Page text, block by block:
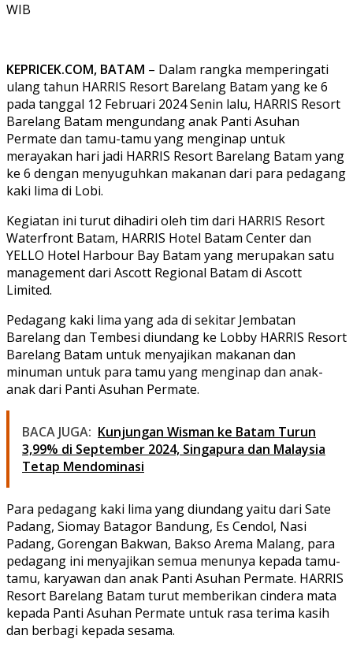
WIB
KEPRICEK.COM, BATAM – Dalam rangka memperingati
ulang tahun HARRIS Resort Barelang Batam yang ke 6
pada tanggal 12 Februari 2024 Senin lalu, HARRIS Resort
Barelang Batam mengundang anak Panti Asuhan
Permate dan tamu-tamu yang menginap untuk
merayakan hari jadi HARRIS Resort Barelang Batam yang
ke 6 dengan menyuguhkan makanan dari para pedagang
kaki lima di Lobi.
Kegiatan ini turut dihadiri oleh tim dari HARRIS Resort
Waterfront Batam, HARRIS Hotel Batam Center dan
YELLO Hotel Harbour Bay Batam yang merupakan satu
management dari Ascott Regional Batam di Ascott
Limited.
Pedagang kaki lima yang ada di sekitar Jembatan
Barelang dan Tembesi diundang ke Lobby HARRIS Resort
Barelang Batam untuk menyajikan makanan dan
minuman untuk para tamu yang menginap dan anak-
anak dari Panti Asuhan Permate.
BACA JUGA: Kunjungan Wisman ke Batam Turun
3,99% di September 2024, Singapura dan Malaysia
Tetap Mendominasi
Para pedagang kaki lima yang diundang yaitu dari Sate
Padang, Siomay Batagor Bandung, Es Cendol, Nasi
Padang, Gorengan Bakwan, Bakso Arema Malang, para
pedagang ini menyajikan semua menunya kepada tamu-
tamu, karyawan dan anak Panti Asuhan Permate. HARRIS
Resort Barelang Batam turut memberikan cindera mata
kepada Panti Asuhan Permate untuk rasa terima kasih
dan berbagi kepada sesama.